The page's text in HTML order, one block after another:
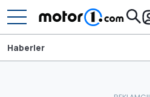
Haberler